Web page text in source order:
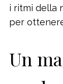
i ritmi della
per
Un